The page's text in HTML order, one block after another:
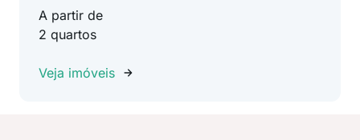
A partir de
2 quartos
Veja imóveis